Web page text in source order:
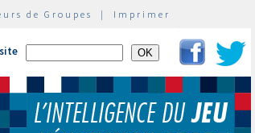
de Groupes | Imprimer